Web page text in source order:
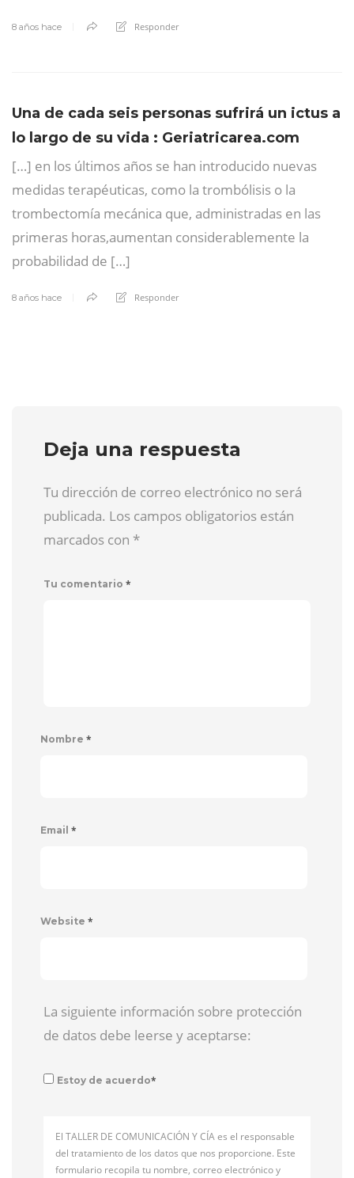
8 años hace Responder
Una de cada seis personas sufrirá un ictus a
lo largo de su vida : Geriatricarea.com
[…] en los últimos años se han introducido nuevas
medidas terapéuticas, como la trombólisis o la
trombectomía mecánica que, administradas en las
primeras horas,aumentan considerablemente la
probabilidad de […]
8 años hace Responder
Deja una respuesta
Tu dirección de correo electrónico no será
publicada. Los campos obligatorios están
marcados con *
Tu comentario *
Nombre *
Email *
Website *
La siguiente información sobre protección
de datos debe leerse y aceptarse:
Estoy de acuerdo*
El TALLER DE COMUNICACIÓN Y CÍA es el responsable
del tratamiento de los datos que nos proporcione. Este
formulario recopila tu nombre, correo electrónico y